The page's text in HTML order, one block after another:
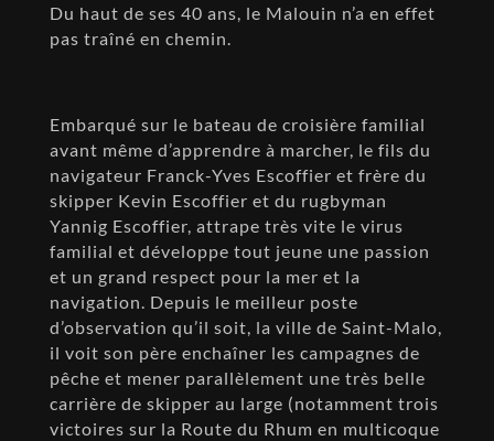
Du haut de ses 40 ans, le Malouin n’a en effet
pas traîné en chemin.
Embarqué sur le bateau de croisière familial
avant même d’apprendre à marcher, le fils du
navigateur Franck-Yves Escoffier et frère du
skipper Kevin Escoffier et du rugbyman
Yannig Escoffier, attrape très vite le virus
familial et développe tout jeune une passion
et un grand respect pour la mer et la
navigation. Depuis le meilleur poste
d’observation qu’il soit, la ville de Saint-Malo,
il voit son père enchaîner les campagnes de
pêche et mener parallèlement une très belle
carrière de skipper au large (notamment trois
victoires sur la Route du Rhum en multicoque